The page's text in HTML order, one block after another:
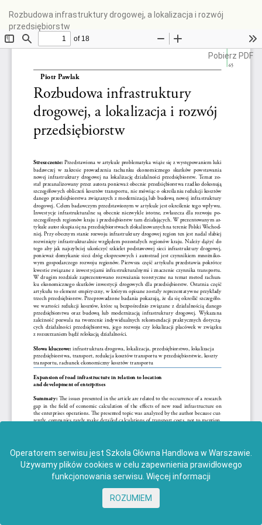
szczegółów
artykułu
Rozbudowa infrastruktury drogowej, a lokalizacja i rozwój
przedsiębiorstw
Pobierz
Pobierz PDF
Operatorem serwisu jest Szkoła Główna Handlowa w Warszawie.
Używamy plików cookies w celu zapewnienia prawidłowego
funkcjonowania serwisu. Więcej informacji
ROZUMIEM